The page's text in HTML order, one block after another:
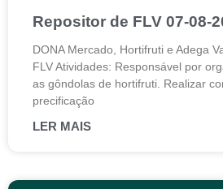
Repositor de FLV 07-08-
DONA Mercado, Hortifruti e Adega
FLV Atividades: Responsável por
as gôndolas de hortifruti. Realizar
precificação
LER MAIS